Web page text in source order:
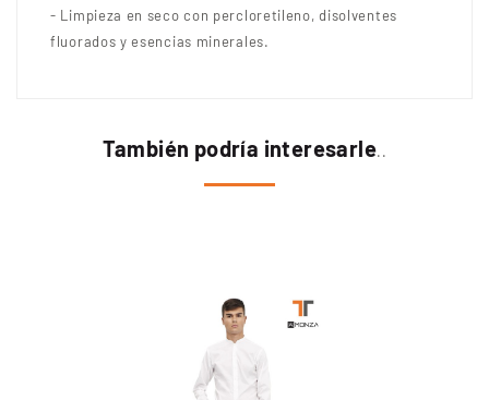
- Limpieza en seco con percloretileno, disolventes
fluorados y esencias minerales.
También podría interesarle..